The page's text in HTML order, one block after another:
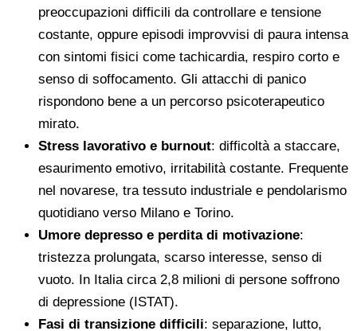
preoccupazioni difficili da controllare e tensione
costante, oppure episodi improvvisi di paura intensa
con sintomi fisici come tachicardia, respiro corto e
senso di soffocamento. Gli attacchi di panico
rispondono bene a un percorso psicoterapeutico
mirato.
Stress lavorativo e burnout: difficoltà a staccare,
esaurimento emotivo, irritabilità costante. Frequente
nel novarese, tra tessuto industriale e pendolarismo
quotidiano verso Milano e Torino.
Umore depresso e perdita di motivazione:
tristezza prolungata, scarso interesse, senso di
vuoto. In Italia circa 2,8 milioni di persone soffrono
di depressione (ISTAT).
Fasi di transizione difficili: separazione, lutto,